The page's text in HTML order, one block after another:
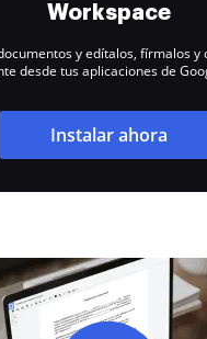
Workspace
y edítalos, fírmalos y
desde tus aplicaciones de
Instalar ahora